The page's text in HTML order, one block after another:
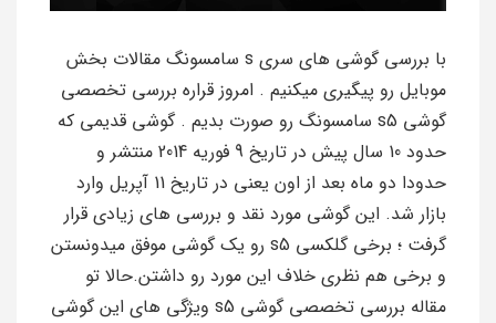
با بررسی گوشی های سری s سامسونگ مقالات بخش
موبایل رو پیگیری میکنیم . امروز قراره بررسی تخصصی
گوشی s5 سامسونگ رو صورت بدیم . گوشی قدیمی که
حدود 10 سال پیش در تاریخ 9 فوریه 2014 منتشر و
حدودا دو ماه بعد از اون یعنی در تاریخ 11 آپریل وارد
بازار شد. این گوشی مورد نقد و بررسی های زیادی قرار
گرفت ؛ برخی گلکسی s5 رو یک گوشی موفق میدونستن
و برخی هم نظری خلاف این مورد رو داشتن.حالا تو
مقاله بررسی تخصصی گوشی s5 ویژگی های این گوشی